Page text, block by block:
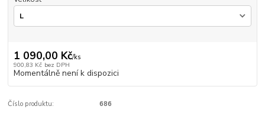
1 090,00 Kč/ks
900,83 Kč bez DPH
Momentálně není k dispozici
Číslo produktu: 686